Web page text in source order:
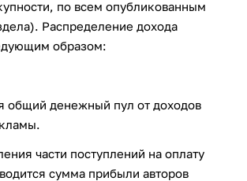
по всем опубликованным
Распределение дохода
образом:
общий денежный пул от доходов
части поступлений на оплату
сумма прибыли авторов